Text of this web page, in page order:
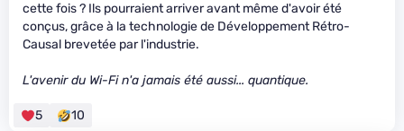
cette fois ? Ils pourraient arriver avant même d'avoir été
conçus, grâce à la technologie de Développement Rétro-
Causal brevetée par l'industrie.
L'avenir du Wi-Fi n'a jamais été aussi... quantique.
5 10